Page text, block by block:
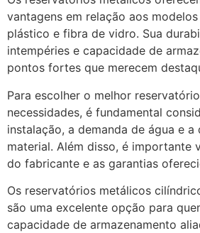
vantagens em relação aos
plástico e fibra de vidro. Sua
intempéries e capacidade de
pontos fortes que merecem
Para escolher o melhor
necessidades, é fundamental
instalação, a demanda de água e a
material. Além disso, é importante
do fabricante e as garantias
Os reservatórios metálicos
são uma excelente opção para
capacidade de armazenamento